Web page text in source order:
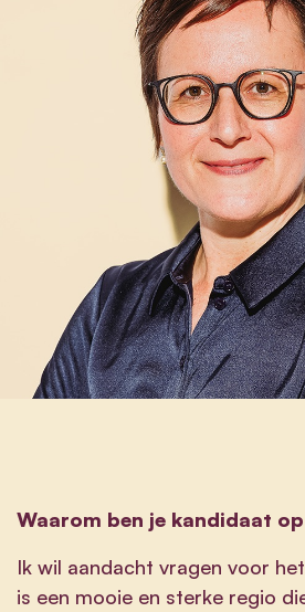
Waarom ben je kandidaat
Ik wil aandacht vragen voor
is een mooie en sterke regio